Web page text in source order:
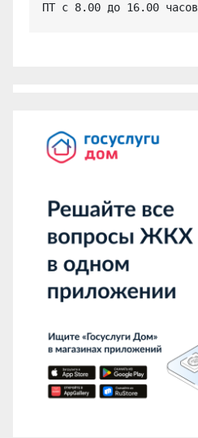
ПТ с 8.00 до 16.00 часов